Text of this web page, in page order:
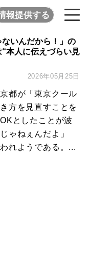
報提供する
いんだから！」の
本人に伝えづらい見
2026年05月25日
都が「東京クール
方を見直すことを
としたことが波
ゃねぇんだよ」
れようである。...